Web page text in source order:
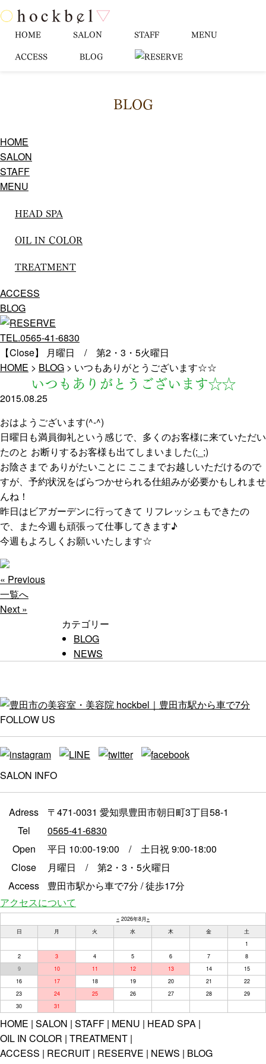
HOME SALON STAFF
MENU
ACCESS
BLOG
BLOG
HOME
SALON
STAFF
MENU
HEAD SPA
OIL IN COLOR
TREATMENT
ACCESS
BLOG
TEL.0565-41-6830
【Close】 月曜日 / 第2・3・5火曜日
HOME > BLOG > いつもありがとうございます☆☆
いつもありがとうございます☆☆
2015.08.25
おはようございます(^-^)
日曜日も満員御礼という感じで、多くのお客様に来ていただい
たのと お断りするお客様も出てしまいました(;_;)
お陰さまで ありがたいことに ここまでお越しいただけるので
すが、予約状況をばらつかせられる仕組みが必要かもしれませ
んね！
昨日はビアガーデンに行ってきて リフレッシュもできたの
で、また今週も頑張って仕事してきます♪
今週もよろしくお願いいたします☆
« Previous
一覧へ
Next »
カテゴリー
BLOG
NEWS
FOLLOW US
SALON INFO
Adress
〒471-0031 愛知県豊田市朝日町3丁目58-1
Tel
0565-41-6830
Open
平日 10:00-19:00 / 土日祝 9:00-18:00
Close
月曜日 / 第2・3・5火曜日
Access
豊田市駅から車で7分 / 徒歩17分
アクセスについて
« 2026年8月»
日
月 火 水 木 金
土
1
2
3 4 5 6 7
8
9
10 11 12 13 14
15
16
17 18 19 20 21
22
23
24 25 26 27 28
29
30
31
HOME SALON STAFF MENU
HEAD SPA
OIL IN COLOR TREATMENT
ACCESS
RECRUIT RESERVE NEWS
BLOG